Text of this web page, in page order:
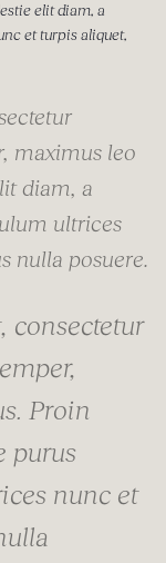
elit diam, a
et turpis aliquet,
maximus leo
diam, a
ultrices
nulla posuere.
consectetur
Proin
purus
nunc et